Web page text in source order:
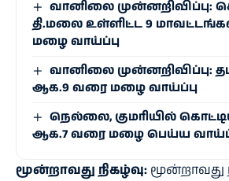
வானிலை முன்னறிவிப்பு:
தி.மலை உள்ளிட்ட 9
மழை வாய்ப்பு
வானிலை முன்னறிவிப்பு:
ஆக.9 வரை மழை வாய்ப்பு
நெல்லை, குமரியில்
ஆக.7 வரை மழை பெய்ய
மூன்றாவது நிகழ்வு: மூன்றாவது